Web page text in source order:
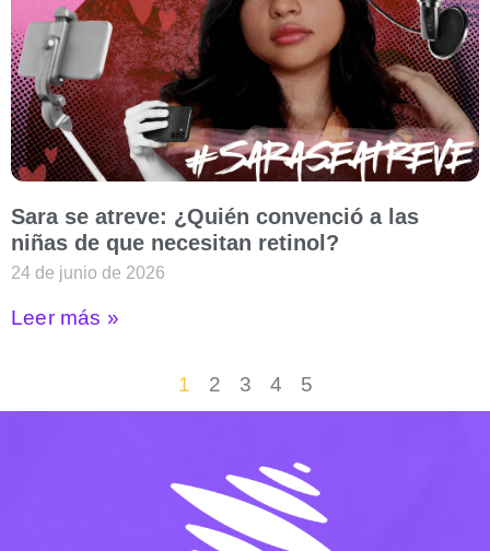
Sara se atreve: ¿Quién convenció a las
niñas de que necesitan retinol?
24 de junio de 2026
Leer más »
1 2 3 4 5